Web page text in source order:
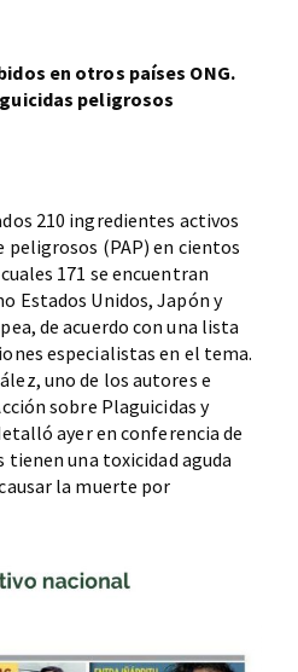
en otros países ONG.
peligrosos
210 ingredientes activos
(PAP) en cientos
171 se encuentran
Estados Unidos, Japón y
de acuerdo con una lista
especialistas en el tema.
uno de los autores e
sobre Plaguicidas y
ayer en conferencia de
tienen una toxicidad aguda
la muerte por